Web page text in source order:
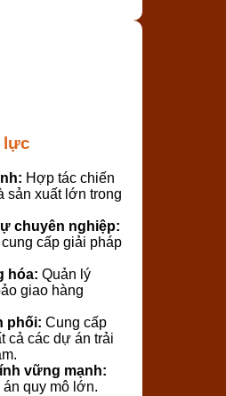
lực
Hợp tác chiến
sản xuất lớn trong
chuyên nghiệp:
cấp giải pháp
hóa: Quản lý
giao hàng
phối: Cung cấp
cả các dự án trải
vững mạnh:
quy mô lớn.